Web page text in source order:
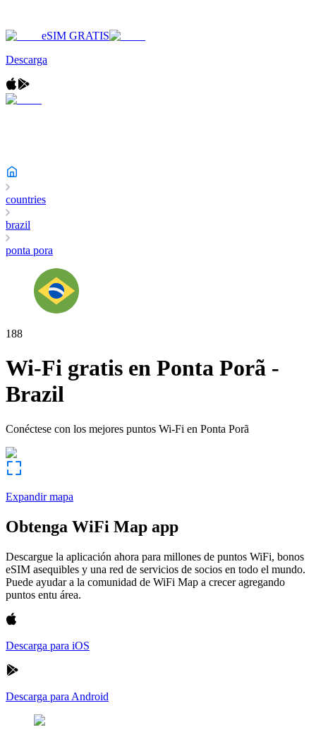
eSIM GRATIS
Descarga
countries
brazil
ponta pora
188
Wi-Fi gratis en Ponta Porã -
Brazil
Conéctese con los mejores puntos Wi-Fi en Ponta Porã
Expandir mapa
Obtenga WiFi Map app
Descargue la aplicación ahora para millones de puntos WiFi, bonos
eSIM asequibles y una red de servicios de socios en todo el mundo.
Puede ayudar a la comunidad de WiFi Map a crecer agregando
puntos entu área.
Descarga para iOS
Descarga para Android